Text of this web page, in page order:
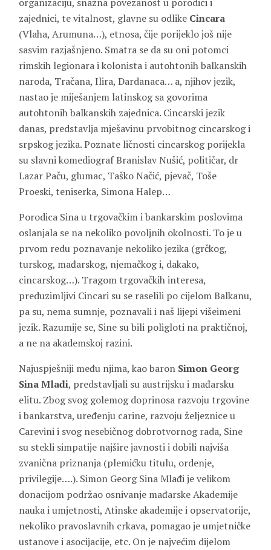
zajednici, te vitalnost, glavne su odlike Cincara
(Vlaha, Arumuna…), etnosa, čije porijeklo još nije
sasvim razjašnjeno. Smatra se da su oni potomci
rimskih legionara i kolonista i autohtonih balkanskih
naroda, Tračana, Ilira, Dardanaca… a, njihov jezik,
nastao je miješanjem latinskog sa govorima
autohtonih balkanskih zajednica. Cincarski jezik
danas, predstavlja mješavinu prvobitnog cincarskog i
srpskog jezika. Poznate ličnosti cincarskog porijekla
su slavni komediograf Branislav Nušić, političar, dr
Lazar Paču, glumac, Taško Načić, pjevač, Toše
Proeski, teniserka, Simona Halep…
Porodica Sina u trgovačkim i bankarskim poslovima
oslanjala se na nekoliko povoljnih okolnosti. To je u
prvom redu poznavanje nekoliko jezika (grčkog,
turskog, mađarskog, njemačkog i, dakako,
cincarskog…). Tragom trgovačkih interesa,
preduzimljivi Cincari su se raselili po cijelom Balkanu,
pa su, nema sumnje, poznavali i naš lijepi višeimeni
jezik. Razumije se, Sine su bili poligloti na praktičnoj,
a ne na akademskoj razini.
Najuspješniji među njima, kao baron Simon Georg
Sina Mlađi, predstavljali su austrijsku i mađarsku
elitu. Zbog svog golemog doprinosa razvoju trgovine
i bankarstva, uređenju carine, razvoju željeznice u
Carevini i svog nesebičnog dobrotvornog rada, Sine
su stekli simpatije najšire javnosti i dobili najviša
zvanična priznanja (plemićku titulu, ordenje,
privilegije….). Simon Georg Sina Mlađi je velikom
donacijom podržao osnivanje mađarske Akademije
nauka i umjetnosti, Atinske akademije i opservatorije,
nekoliko pravoslavnih crkava, pomagao je umjetničke
ustanove i asocijacije, etc. On je najvećim dijelom